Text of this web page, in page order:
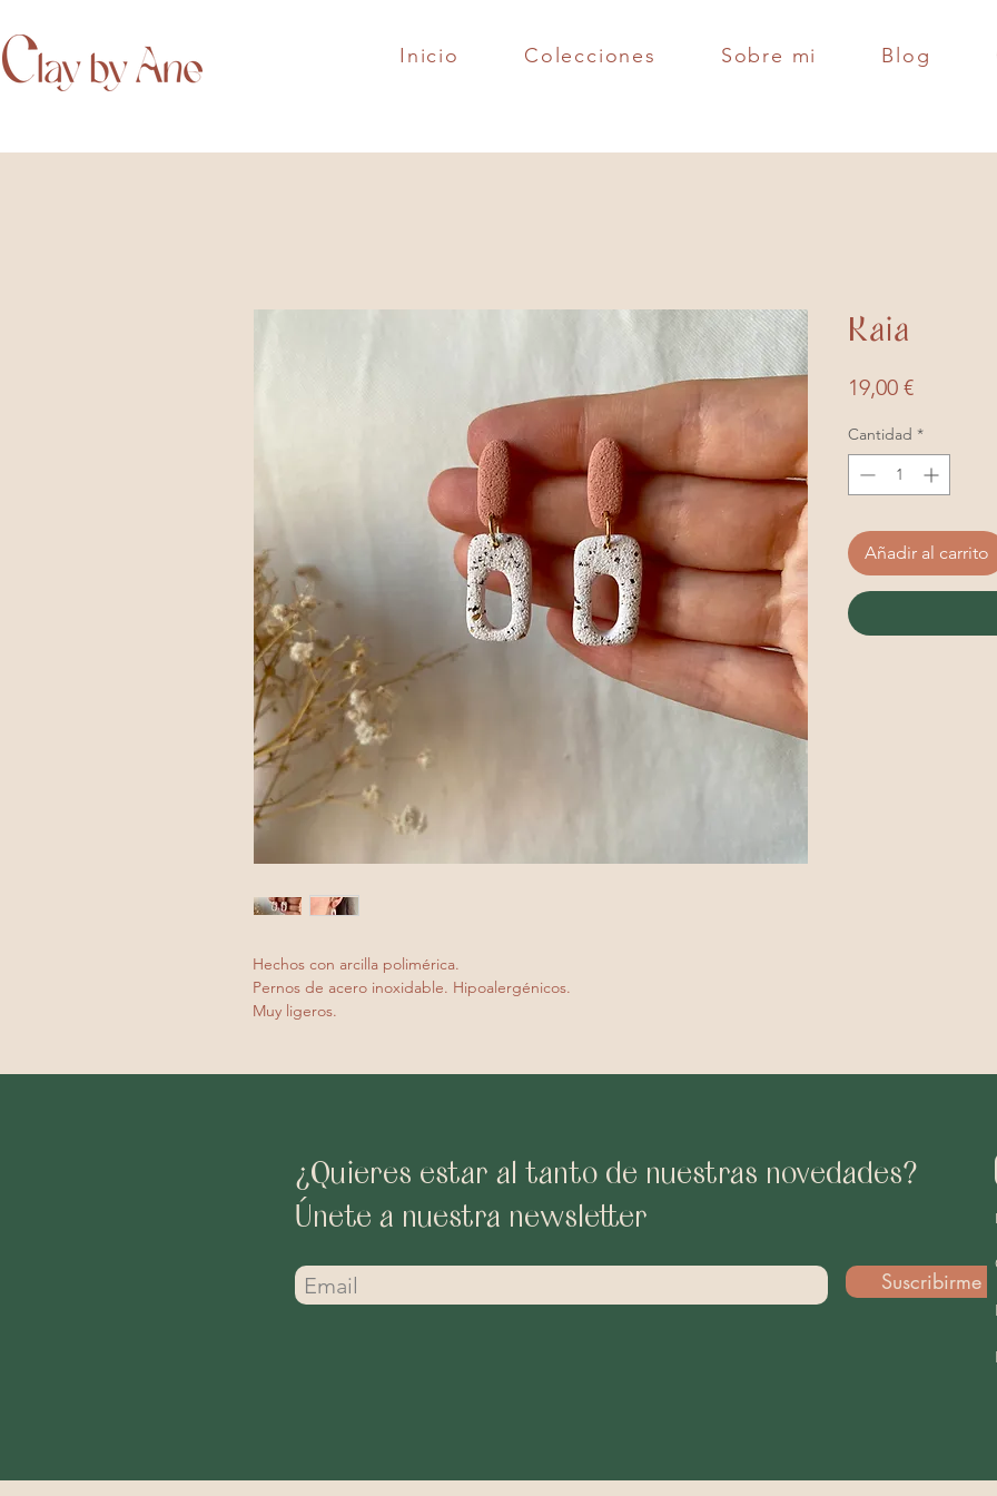
Inicio Colecciones Sobre mi Blog
Hechos con arcilla polimérica.
Pernos de acero inoxidable. Hipoalergénicos.
Muy ligeros.
Kaia
19,00 €Precio
Cantidad *
Añadir al carrito
¿Quieres estar al tanto de nuestras novedades?
Únete a nuestra newsletter
Suscribirme